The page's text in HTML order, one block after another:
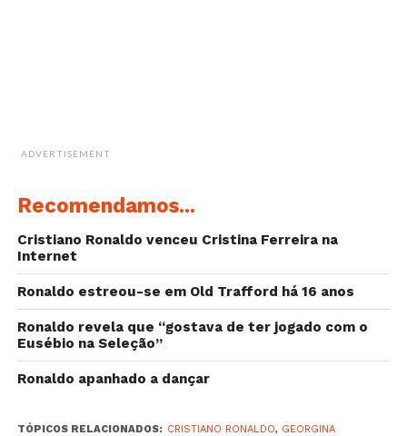
ADVERTISEMENT
Recomendamos...
Cristiano Ronaldo venceu Cristina Ferreira na
Internet
Ronaldo estreou-se em Old Trafford há 16 anos
Ronaldo revela que “gostava de ter jogado com o
Eusébio na Seleção”
Ronaldo apanhado a dançar
TÓPICOS RELACIONADOS: CRISTIANO RONALDO, GEORGINA